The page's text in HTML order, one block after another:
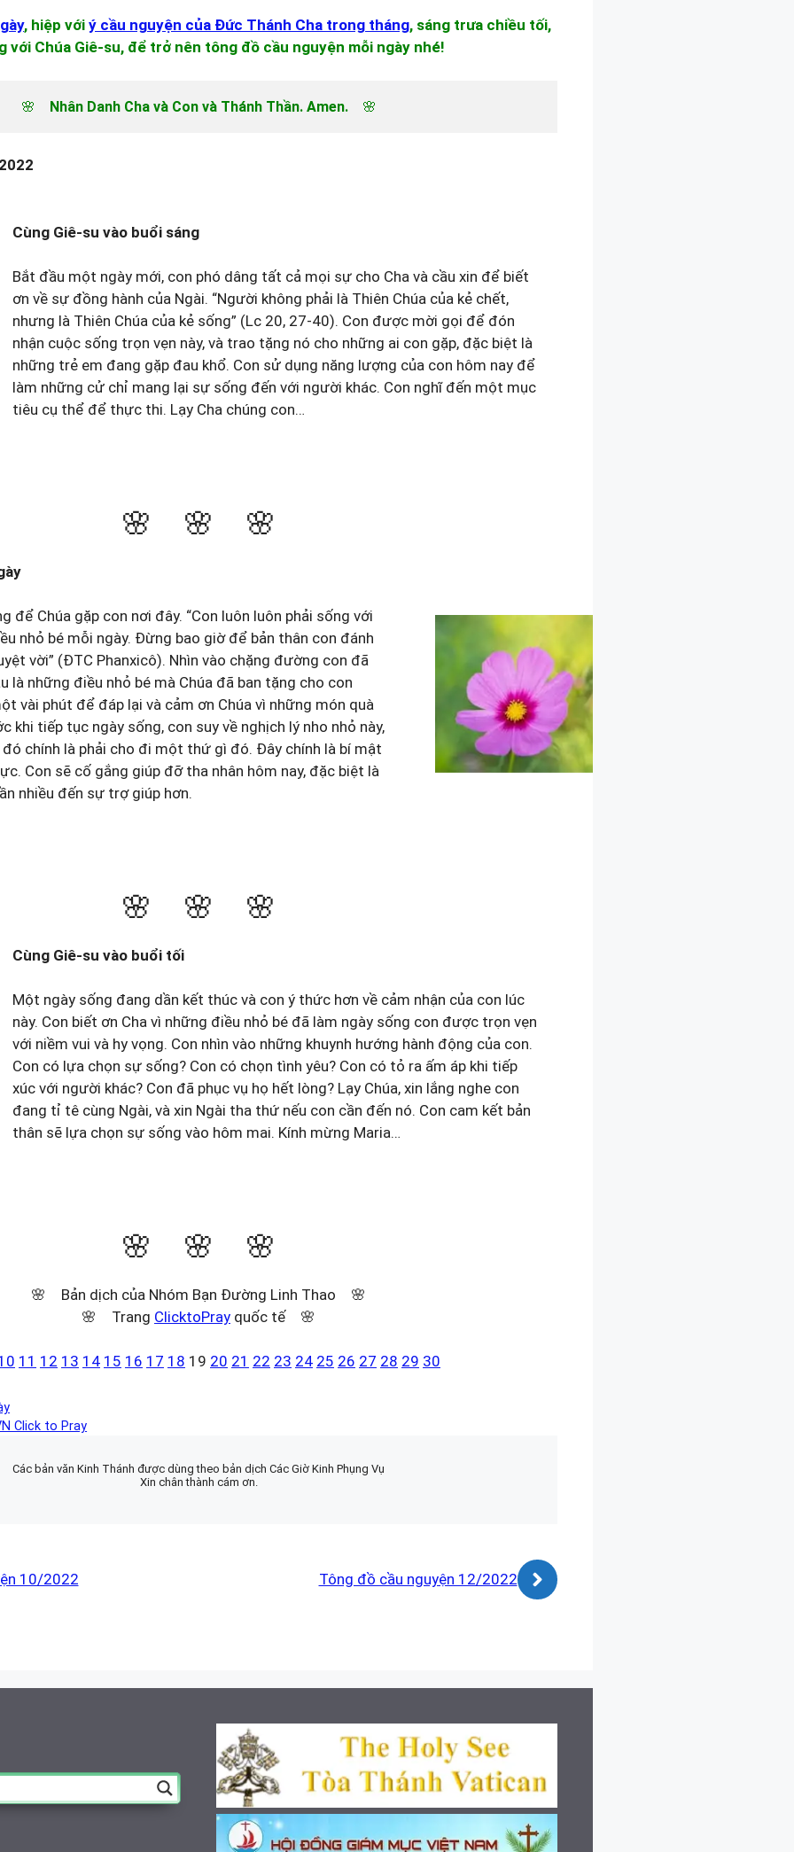
, hiệp với ý cầu nguyện của Đức Thánh Cha trong tháng, sáng trưa chiều tối,
với Chúa Giê-su, để trở nên tông đồ cầu nguyện mỗi ngày nhé!
🌸 Nhân Danh Cha và Con và Thánh Thần. Amen. 🌸
Cùng Giê-su vào buổi sáng
Bắt đầu một ngày mới, con phó dâng tất cả mọi sự cho Cha và cầu xin để biết
ơn về sự đồng hành của Ngài. “Người không phải là Thiên Chúa của kẻ chết,
nhưng là Thiên Chúa của kẻ sống” (Lc 20, 27-40). Con được mời gọi để đón
nhận cuộc sống trọn vẹn này, và trao tặng nó cho những ai con gặp, đặc biệt là
những trẻ em đang gặp đau khổ. Con sử dụng năng lượng của con hôm nay để
làm những cử chỉ mang lại sự sống đến với người khác. Con nghĩ đến một mục
tiêu cụ thể để thực thi. Lạy Cha chúng con…
🌸 🌸 🌸
để Chúa gặp con nơi đây. “Con luôn luôn phải sống với
nhỏ bé mỗi ngày. Đừng bao giờ để bản thân con đánh
vời” (ĐTC Phanxicô). Nhìn vào chặng đường con đã
là những điều nhỏ bé mà Chúa đã ban tặng cho con
vài phút để đáp lại và cảm ơn Chúa vì những món quà
khi tiếp tục ngày sống, con suy về nghịch lý nho nhỏ này,
chính là phải cho đi một thứ gì đó. Đây chính là bí mật
Con sẽ cố gắng giúp đỡ tha nhân hôm nay, đặc biệt là
nhiều đến sự trợ giúp hơn.
🌸 🌸 🌸
Cùng Giê-su vào buổi tối
Một ngày sống đang dần kết thúc và con ý thức hơn về cảm nhận của con lúc
này. Con biết ơn Cha vì những điều nhỏ bé đã làm ngày sống con được trọn vẹn
với niềm vui và hy vọng. Con nhìn vào những khuynh hướng hành động của con.
Con có lựa chọn sự sống? Con có chọn tình yêu? Con có tỏ ra ấm áp khi tiếp
xúc với người khác? Con đã phục vụ họ hết lòng? Lạy Chúa, xin lắng nghe con
đang tỉ tê cùng Ngài, và xin Ngài tha thứ nếu con cần đến nó. Con cam kết bản
thân sẽ lựa chọn sự sống vào hôm mai. Kính mừng Maria…
🌸 🌸 🌸
🌸 Bản dịch của Nhóm Bạn Đường Linh Thao 🌸
🌸 Trang ClicktoPray quốc tế 🌸
11 12 13 14 15 16 17 18 19 20 21 22 23 24 25 26 27 28 29 30
Click to Pray
Các bản văn Kinh Thánh được dùng theo bản dịch Các Giờ Kinh Phụng Vụ
Xin chân thành cám ơn.
10/2022 Tông đồ cầu nguyện 12/2022